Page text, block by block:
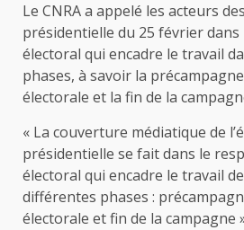
Le CNRA a appelé les acteurs
présidentielle du 25 février dans
électoral qui encadre le travail
phases, à savoir la
électorale et la fin de la
« La couverture médiatique de
présidentielle se fait dans le
électoral qui encadre le travail
différentes phases :
électorale et fin de la campagne